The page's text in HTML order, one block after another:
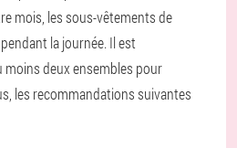
mois, les sous-vêtements de
la journée. Il est
deux ensembles pour
les recommandations suivantes